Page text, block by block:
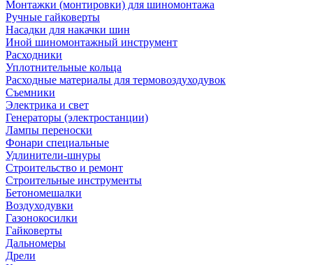
Монтажки (монтировки) для шиномонтажа
Ручные гайковерты
Насадки для накачки шин
Иной шиномонтажный инструмент
Расходники
Уплотнительные кольца
Расходные материалы для термовоздуходувок
Съемники
Электрика и свет
Генераторы (электростанции)
Лампы переноски
Фонари специальные
Удлинители-шнуры
Строительство и ремонт
Строительные инструменты
Бетономешалки
Воздуходувки
Газонокосилки
Гайковерты
Дальномеры
Дрели